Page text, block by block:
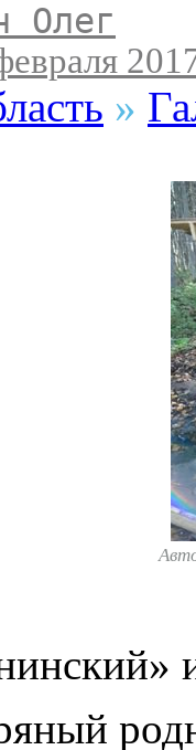
Олег
»